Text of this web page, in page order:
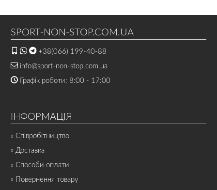
SPORT-NON-STOP.COM.UA
+38(066) 199-40-88
info@sport-non-stop.com.ua
Графік роботи: 8:00 - 17:00
ІНФОРМАЦІЯ
» Співробітництво
» Доставка
» Способи оплати
» Повернення товару